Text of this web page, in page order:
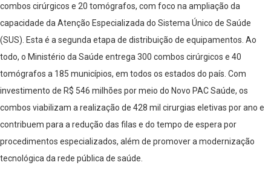
combos cirúrgicos e 20 tomógrafos, com foco na ampliação da
capacidade da Atenção Especializada do Sistema Único de Saúde
(SUS). Esta é a segunda etapa de distribuição de equipamentos. Ao
todo, o Ministério da Saúde entrega 300 combos cirúrgicos e 40
tomógrafos a 185 municípios, em todos os estados do país. Com
investimento de R$ 546 milhões por meio do Novo PAC Saúde, os
combos viabilizam a realização de 428 mil cirurgias eletivas por ano e
contribuem para a redução das filas e do tempo de espera por
procedimentos especializados, além de promover a modernização
tecnológica da rede pública de saúde.